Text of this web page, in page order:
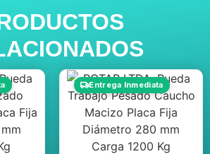
Entrega Inmediata